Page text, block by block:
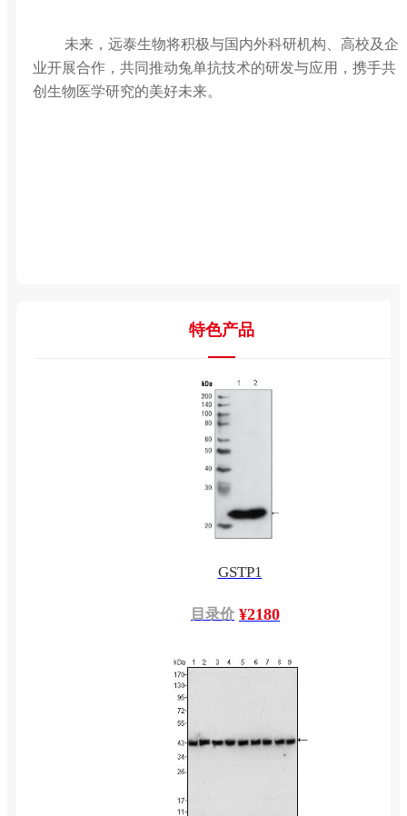
未来，远泰生物将积极与国内外科研机构、高校及企
业开展合作，共同推动兔单抗技术的研发与应用，携手共
创生物医学研究的美好未来。
特色产品
GSTP1
目录价 ¥2180